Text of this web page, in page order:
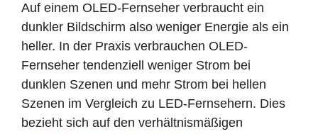
Auf einem OLED-Fernseher verbraucht ein
dunkler Bildschirm also weniger Energie als ein
heller. In der Praxis verbrauchen OLED-
Fernseher tendenziell weniger Strom bei
dunklen Szenen und mehr Strom bei hellen
Szenen im Vergleich zu LED-Fernsehern. Dies
bezieht sich auf den verhältnismäßigen